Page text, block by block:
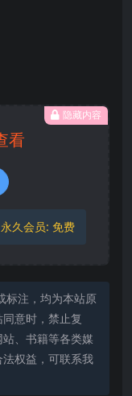
隐藏内容
看
永久会员: 免费
标注，均为本站原
意时，禁止复
、书籍等各类媒
权益，可联系我